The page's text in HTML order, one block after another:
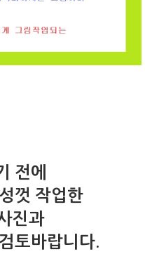
전에
껏 작업한
진과
토바랍니다.